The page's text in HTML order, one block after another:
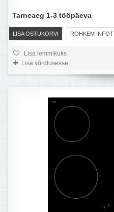
LISA OSTUKORVI ROHKEM INFOT
Tarneaeg 1-3 tööpäeva
Lisa lemmikuks
Lisa võrdlusesse